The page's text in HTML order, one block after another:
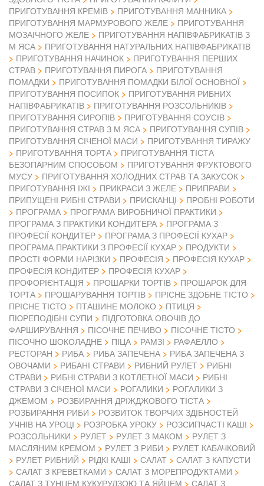
ПРИГОТУВАННЯ КРЕМІВ
ПРИГОТУВАННЯ МАННИКА
ПРИГОТУВАННЯ МАРМУРОВОГО ЖЕЛЕ
ПРИГОТУВАННЯ
МОЗАІЧНОГО ЖЕЛЕ
ПРИГОТУВАННЯ НАПІВФАБРИКАТІВ З
М ЯСА
ПРИГОТУВАННЯ НАТУРАЛЬНИХ НАПІВФАБРИКАТІВ
ПРИГОТУВАННЯ НАЧИНОК
ПРИГОТУВАННЯ ПЕРШИХ
СТРАВ
ПРИГОТУВАННЯ ПИРОГА
ПРИГОТУВАННЯ
ПОМАДКИ
ПРИГОТУВАННЯ ПОМАДКИ БІЛОЇ ОСНОВНОЇ
ПРИГОТУВАННЯ ПОСИПОК
ПРИГОТУВАННЯ РИБНИХ
НАПІВФАБРИКАТІВ
ПРИГОТУВАННЯ РОЗСОЛЬНИКІВ
ПРИГОТУВАННЯ СИРОПІВ
ПРИГОТУВАННЯ СОУСІВ
ПРИГОТУВАННЯ СТРАВ З М ЯСА
ПРИГОТУВАННЯ СУПІВ
ПРИГОТУВАННЯ СІЧЕНОЇ МАСИ
ПРИГОТУВАННЯ ТИРАЖУ
ПРИГОТУВАННЯ ТОРТА
ПРИГОТУВАННЯ ТІСТА
БЕЗОПАРНИМ СПОСОБОМ
ПРИГОТУВАННЯ ФРУКТОВОГО
МУСУ
ПРИГОТУВАННЯ ХОЛОДНИХ СТРАВ ТА ЗАКУСОК
ПРИГОТУВАННЯ ІЖІ
ПРИКРАСИ З ЖЕЛЕ
ПРИПРАВИ
ПРИПУЩЕНІ РИБНІ СТРАВИ
ПРИСКАНЦІ
ПРОБНІ РОБОТИ
ПРОГРАМА
ПРОГРАМА ВИРОБНИЧОЇ ПРАКТИКИ
ПРОГРАМА З ПРАКТИКИ КОНДИТЕРА
ПРОГРАМА З
ПРОФЕСІЇ КОНДИТЕР
ПРОГРАМА З ПРОФЕСІЇ КУХАР
ПРОГРАМА ПРАКТИКИ З ПРОФЕСІЇ КУХАР
ПРОДУКТИ
ПРОСТІ ФОРМИ НАРІЗКИ
ПРОФЕСІЯ
ПРОФЕСІЯ КУХАР
ПРОФЕСІЯ КОНДИТЕР
ПРОФЕСІЯ КУХАР
ПРОФОРІЄНТАЦІЯ
ПРОШАРКИ ТОРТІВ
ПРОШАРОК ДЛЯ
ТОРТА
ПРОШАРУВАННЯ ТОРТІВ
ПРІСНЕ ЗДОБНЕ ТІСТО
ПРІСНЕ ТІСТО
ПТАШИНЕ МОЛОКО
ПТИЦЯ
ПЮРЕПОДІБНІ СУПИ
ПІДГОТОВКА ОВОЧІВ ДО
ФАРШИРУВАННЯ
ПІСОЧНЕ ПЕЧИВО
ПІСОЧНЕ ТІСТО
ПІСОЧНО ШОКОЛАДНЕ
ПІЦА РАМЗІ
РАФАЕЛЛО
РЕСТОРАН
РИБА РИБА ЗАПЕЧЕНА
РИБА ЗАПЕЧЕНА З
ОВОЧАМИ
РИБАНІ СТРАВИ РИБНИЙ РУЛЕТ
РИБНІ
СТРАВИ
РИБНІ СТРАВИ З КОТЛЕТНОЇ МАСИ
РИБНІ
СТРАВИ З СІЧЕНОЇ МАСИ
РОГАЛИКИ
РОГАЛИКИ З
ДЖЕМОМ
РОЗБИРАННЯ ДРІЖДЖОВОГО ТІСТА
РОЗБИРАННЯ РИБИ
РОЗВИТОК ТВОРЧИХ ЗДІБНОСТЕЙ
УЧНІВ НА УРОЦІ
РОЗРОБКА УРОКУ
РОЗСИПЧАСТІ КАШІ
РОЗСОЛЬНИКИ
РУЛЕТ РУЛЕТ З МАКОМ
РУЛЕТ З
МАСЛЯНИМ КРЕМОМ
РУЛЕТ З РИБИ
РУЛЕТ КАБАЧКОВИЙ
РУЛЕТ РИБНИЙ
РІДКІ КАШІ САЛАТ
САЛАТ З КАПУСТИ
САЛАТ З КРЕВЕТКАМИ
САЛАТ З МОРЕПРОДУКТАМИ
САЛАТ З ТУНЦЕМ КУКУРУДЗОЮ ТА ЯЙЦЕМ
САЛАТ З